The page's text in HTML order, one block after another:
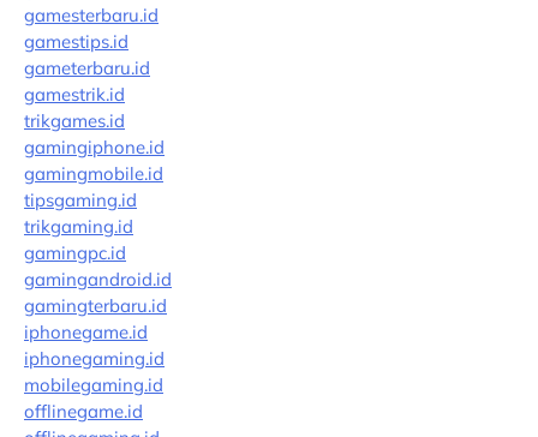
gamesterbaru.id
gamestips.id
gameterbaru.id
gamestrik.id
trikgames.id
gamingiphone.id
gamingmobile.id
tipsgaming.id
trikgaming.id
gamingpc.id
gamingandroid.id
gamingterbaru.id
iphonegame.id
iphonegaming.id
mobilegaming.id
offlinegame.id